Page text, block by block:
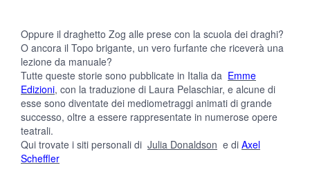
Oppure il draghetto Zog alle prese con la scuola dei draghi?
O ancora il Topo brigante, un vero furfante che riceverà una
lezione da manuale?
Tutte queste storie sono pubblicate in Italia da Emme
Edizioni, con la traduzione di Laura Pelaschiar, e alcune di
esse sono diventate dei mediometraggi animati di grande
successo, oltre a essere rappresentate in numerose opere
teatrali.
Qui trovate i siti personali di Julia Donaldson e di Axel
Scheffler